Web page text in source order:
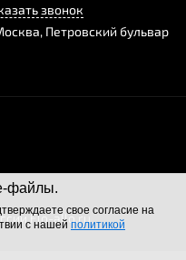
файлы.
свое согласие на
с нашей политикой
звонок
, Петровский бульвар
Flo-allo.ru